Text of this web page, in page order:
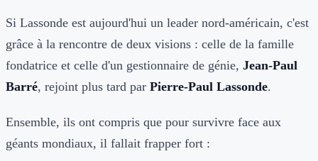
Si Lassonde est aujourd'hui un leader nord-américain, c'est
grâce à la rencontre de deux visions : celle de la famille
fondatrice et celle d'un gestionnaire de génie, Jean-Paul
Barré, rejoint plus tard par Pierre-Paul Lassonde.
Ensemble, ils ont compris que pour survivre face aux
géants mondiaux, il fallait frapper fort :